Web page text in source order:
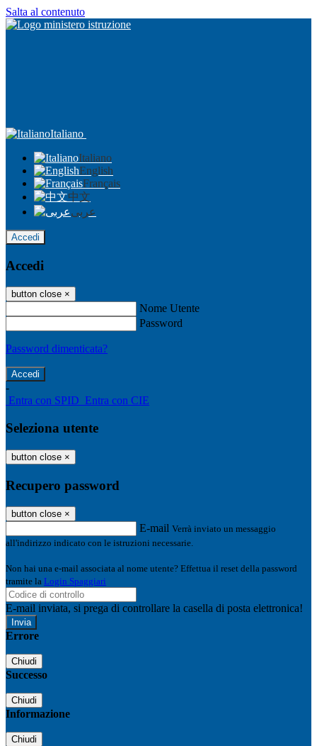
Salta al contenuto
Italiano
Italiano
English
Français
中文
عربى
Accedi
Accedi
button close ×
Nome Utente
Password
Password dimenticata?
-
Entra con SPID Entra con CIE
Seleziona utente
button close ×
Recupero password
button close ×
E-mail Verrà inviato un messaggio
all'indirizzo indicato con le istruzioni necessarie.
Non hai una e-mail associata al nome utente? Effettua il reset della password
tramite la Login Spaggiari
E-mail inviata, si prega di controllare la casella di posta elettronica!
Errore
Chiudi
Successo
Chiudi
Informazione
Chiudi